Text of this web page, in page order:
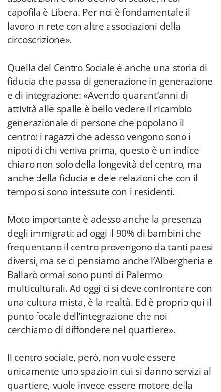
capofila è Libera. Per noi è fondamentale il
lavoro in rete con altre associazioni della
circoscrizione».
Quella del Centro Sociale è anche una storia di
fiducia che passa di generazione in generazione
e di integrazione: «Avendo quarant’anni di
attività alle spalle è bello vedere il ricambio
generazionale di persone che popolano il
centro: i ragazzi che adesso vengono sono i
nipoti di chi veniva prima, questo è un indice
chiaro non solo della longevità del centro, ma
anche della fiducia e dele relazioni che con il
tempo si sono intessute con i residenti.
Moto importante è adesso anche la presenza
degli immigrati: ad oggi il 90% di bambini che
frequentano il centro provengono da tanti paesi
diversi, ma se ci pensiamo anche l’Albergheria e
Ballarò ormai sono punti di Palermo
multiculturali. Ad oggi ci si deve confrontare con
una cultura mista, è la realtà. Ed è proprio qui il
punto focale dell’integrazione che noi
cerchiamo di diffondere nel quartiere».
Il centro sociale, però, non vuole essere
unicamente uno spazio in cui si danno servizi al
quartiere, vuole invece essere motore della